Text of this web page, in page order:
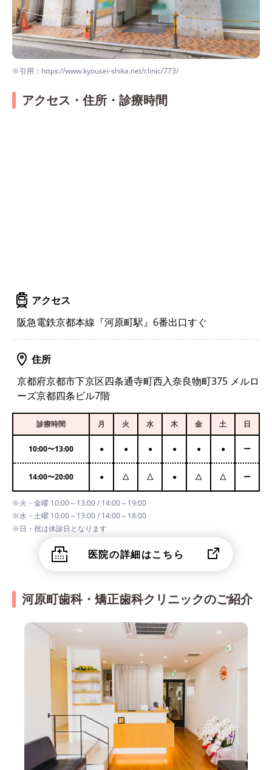
※引用：https://www.kyousei-shika.net/clinic/773/
アクセス・住所・診療時間
アクセス
阪急電鉄京都本線『河原町駅』6番出口すぐ
住所
京都府京都市下京区四条通寺町西入奈良物町375 メルロ
ーズ京都四条ビル7階
診療時間 月 火 水 木 金 土 日
10:00〜13:00 ● ● ● ● ● ● ー
14:00〜20:00 ● △ △ ● △ △ ー
※火・金曜 10:00～13:00 / 14:00～19:00
※水・土曜 10:00～13:00 / 14:00～18:00
※日・祝は休診日となります
医院の詳細はこちら
河原町歯科・矯正歯科クリニックのご紹介